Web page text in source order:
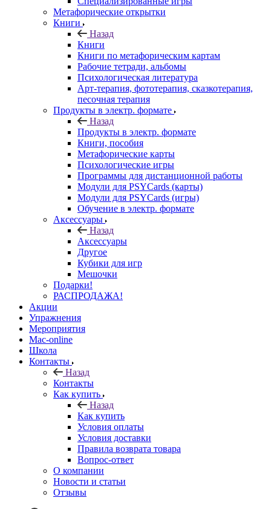
Метафорические открытки
Книги
Назад
Книги
Книги по метафорическим картам
Рабочие тетради, альбомы
Психологическая литература
Арт-терапия, фототерапия, сказкотерапия,
песочная терапия
Продукты в электр. формате
Назад
Продукты в электр. формате
Книги, пособия
Метафорические карты
Психологические игры
Программы для дистанционной работы
Модули для PSYCards (карты)
Модули для PSYCards (игры)
Обучение в электр. формате
Аксессуары
Назад
Аксессуары
Другое
Кубики для игр
Мешочки
Подарки!
РАСПРОДАЖА!
Акции
Упражнения
Мероприятия
Mac-online
Школа
Контакты
Назад
Контакты
Как купить
Назад
Как купить
Условия оплаты
Условия доставки
Правила возврата товара
Вопрос-ответ
О компании
Новости и статьи
Отзывы